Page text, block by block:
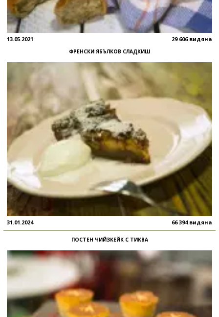
13.05.2021 29 606 видяна
ФРЕНСКИ ЯБЪЛКОВ СЛАДКИШ
31.01.2024 66 394 видяна
ПОСТЕН ЧИЙЗКЕЙК С ТИКВА